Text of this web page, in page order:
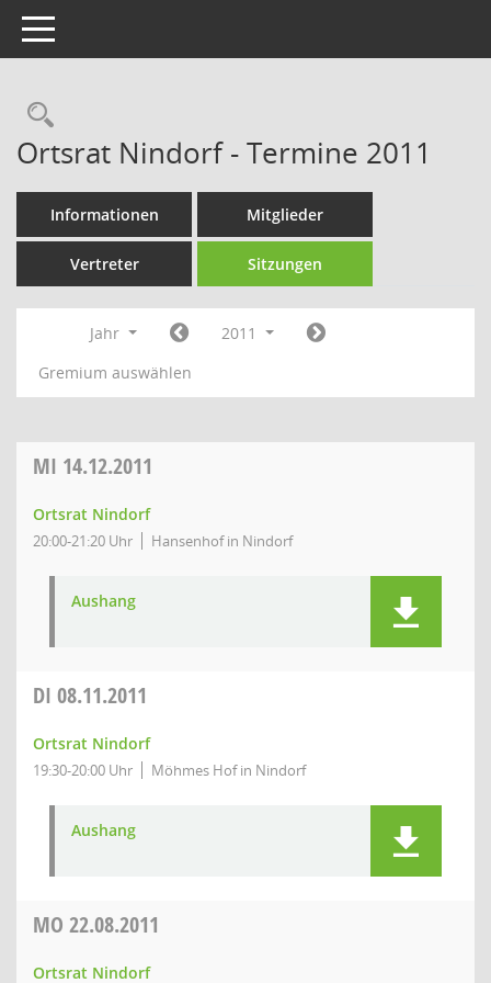
Toggle navigation
Rechercheauswahl
Ortsrat Nindorf - Termine 2011
Informationen Mitglieder
Vertreter Sitzungen
Jahr
2011
Gremium auswählen
MI 14.12.2011
Ortsrat Nindorf
20:00-21:20 Uhr Hansenhof in Nindorf
Aushang
DI 08.11.2011
Ortsrat Nindorf
19:30-20:00 Uhr Möhmes Hof in Nindorf
Aushang
MO 22.08.2011
Ortsrat Nindorf